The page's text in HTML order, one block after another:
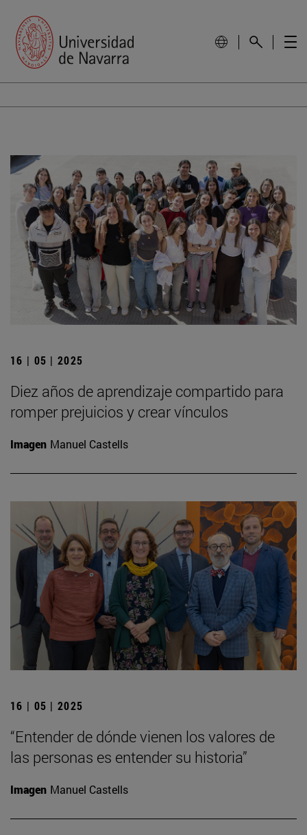
16 | 05 | 2025
Diez años de aprendizaje compartido para
romper prejuicios y crear vínculos
Imagen Manuel Castells
16 | 05 | 2025
“Entender de dónde vienen los valores de
las personas es entender su historia”
Imagen Manuel Castells